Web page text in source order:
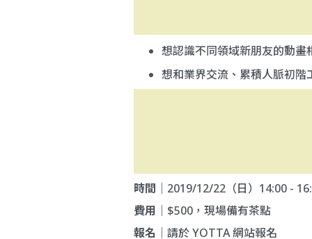
想認識不同領域新朋友的動畫
想和業界交流、累積人脈初階
時間 ｜2019/12/22（日）14:00 -
費用 ｜$500，現場備有茶點
報名 ｜請於 YOTTA 網站報名